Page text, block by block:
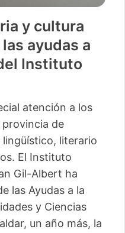
y cultura
ayudas a
Instituto
atención a los
de
literario
El Instituto
Gil-Albert ha
las Ayudas a la
y Ciencias
un año más, la